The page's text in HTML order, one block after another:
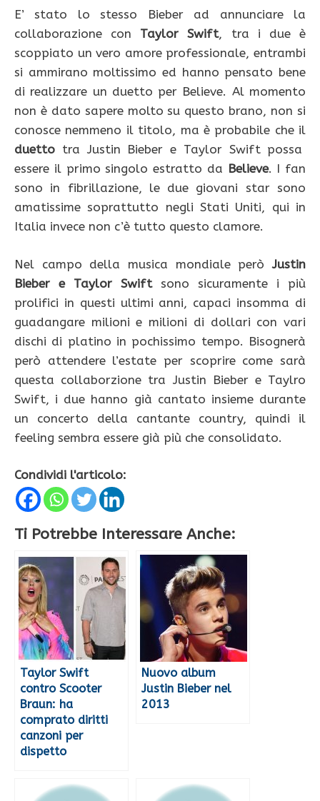
E’ stato lo stesso Bieber ad annunciare la
collaborazione con Taylor Swift, tra i due è
scoppiato un vero amore professionale, entrambi
si ammirano moltissimo ed hanno pensato bene
di realizzare un duetto per Believe. Al momento
non è dato sapere molto su questo brano, non si
conosce nemmeno il titolo, ma è probabile che il
duetto tra Justin Bieber e Taylor Swift possa
essere il primo singolo estratto da Believe. I fan
sono in fibrillazione, le due giovani star sono
amatissime soprattutto negli Stati Uniti, qui in
Italia invece non c’è tutto questo clamore.
Nel campo della musica mondiale peròJustin
Bieber e Taylor Swiftsono sicuramente i più
prolifici in questi ultimi anni, capaci insomma di
guadangare milioni e milioni di dollari con vari
dischi di platino in pochissimo tempo. Bisognerà
però attendere l’estate per scoprire come sarà
questa collaborzione tra Justin Bieber e Taylro
Swift, i due hanno già cantato insieme durante
un concerto della cantante country, quindi il
feeling sembra essere già più che consolidato.
Condividi l'articolo:
Ti Potrebbe Interessare Anche:
Taylor Swift
contro Scooter
Braun: ha
comprato diritti
canzoni per
dispetto
Nuovo album
Justin Bieber nel
2013